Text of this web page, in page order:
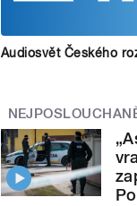
Audiosvět Českého